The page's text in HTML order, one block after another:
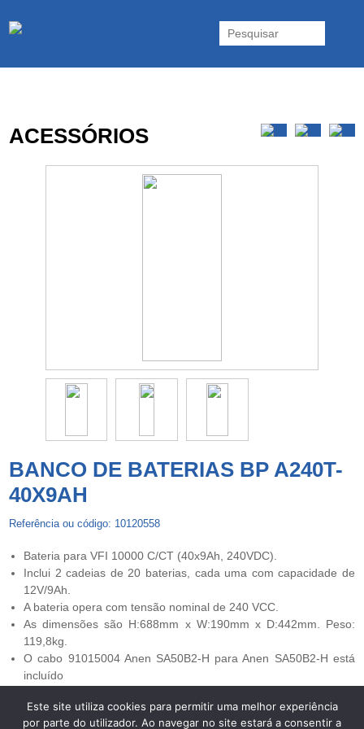
Inversores e acessórios. Portugal.
ACESSÓRIOS
BANCO DE BATERIAS BP A240T-
40X9AH
Referência ou código: 10120558
Bateria para VFI 10000 C/CT (40x9Ah, 240VDC).
Inclui 2 cadeias de 20 baterias, cada uma com capacidade de
12V/9Ah.
A bateria opera com tensão nominal de 240 VCC.
As dimensões são H:688mm x W:190mm x D:442mm. Peso:
119,8kg.
O cabo 91015004 Anen SA50B2-H para Anen SA50B2-H está
incluído
Este site utiliza cookies para permitir uma melhor experiência
por parte do utilizador. Ao navegar no site estará a consentir a